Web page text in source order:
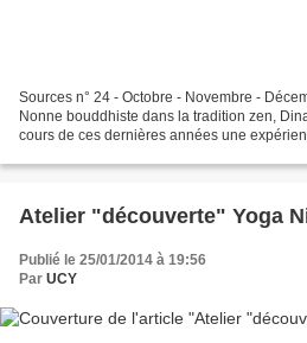
Sources n° 24 - Octobre - Novembre -
Nonne bouddhiste dans la tradition zen,
cours de ces dernières années une
Atelier "découverte" Yoga
Publié le 25/01/2014 à 19:56
Par UCY